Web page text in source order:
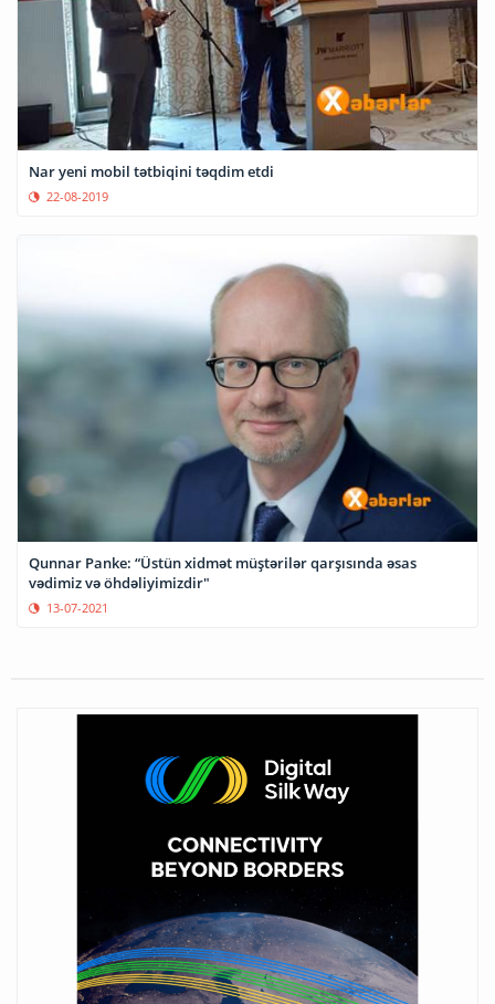
Nar yeni mobil tətbiqini təqdim etdi
22-08-2019
Qunnar Panke: “Üstün xidmət müştərilər qarşısında əsas
vədimiz və öhdəliyimizdir"
13-07-2021